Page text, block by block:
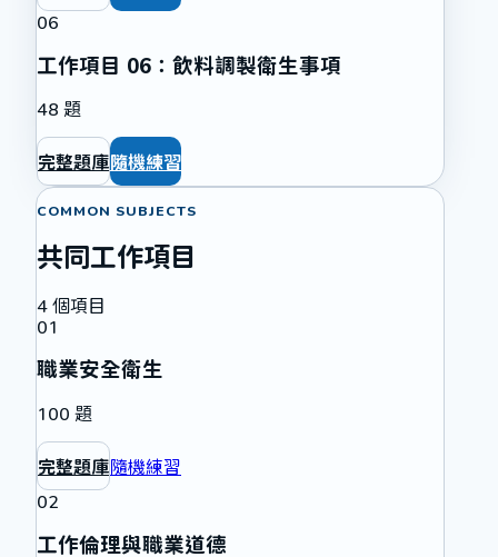
06
工作項目 06：飲料調製衛生事項
48 題
完整題庫隨機練習
COMMON SUBJECTS
共同工作項目
4 個項目
01
職業安全衛生
100 題
完整題庫隨機練習
02
工作倫理與職業道德